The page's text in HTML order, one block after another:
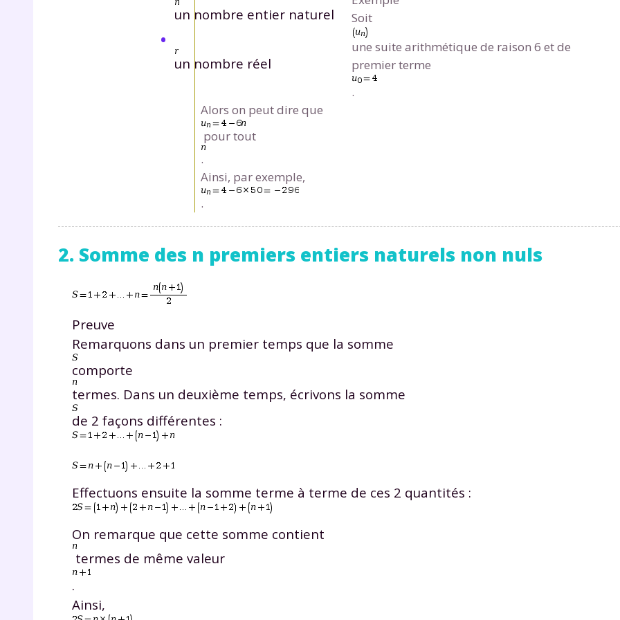
un nombre entier naturel
un nombre réel
Soit
une suite arithmétique de raison 6 et de
premier terme
.
Alors on peut dire que
pour tout
.
Ainsi, par exemple,
.
2. Somme des n premiers entiers naturels non nuls
Preuve
Remarquons dans un premier temps que la somme
comporte
termes. Dans un deuxième temps, écrivons la somme
de 2 façons différentes :
Effectuons ensuite la somme terme à terme de ces 2 quantités :
On remarque que cette somme contient
termes de même valeur
.
Ainsi,
de vos données personnelles et pour exercer vos droits, vous pouvez
notre charte